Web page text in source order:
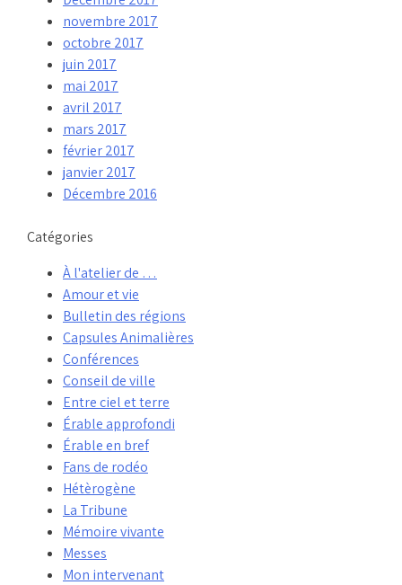
novembre 2017
octobre 2017
juin 2017
mai 2017
avril 2017
mars 2017
février 2017
janvier 2017
Décembre 2016
Catégories
À l'atelier de …
Amour et vie
Bulletin des régions
Capsules Animalières
Conférences
Conseil de ville
Entre ciel et terre
Érable approfondi
Érable en bref
Fans de rodéo
Hétèrogène
La Tribune
Mémoire vivante
Messes
Mon intervenant